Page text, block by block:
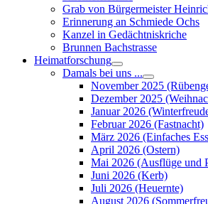
Grab von Bürgermeister
Erinnerung an Schmiede Ochs
Kanzel in Gedächtniskriche
Brunnen Bachstrasse
Heimatforschung
Damals bei uns ...
November 2025
Dezember 2025
Januar 2026
Februar 2026 (Fastnacht)
März 2026 (Einfaches
April 2026 (Ostern)
Mai 2026 (Ausflüge und
Juni 2026 (Kerb)
Juli 2026 (Heuernte)
August 2026